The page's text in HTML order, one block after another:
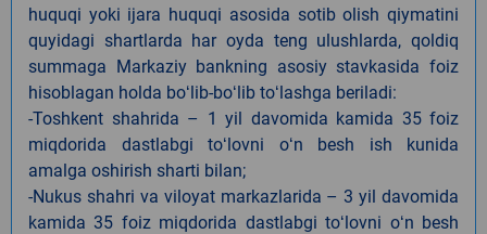
huquqi yoki ijara huquqi asosida sotib olish qiymatini
quyidagi shartlarda har oyda teng ulushlarda, qoldiq
summaga Markaziy bankning asosiy stavkasida foiz
hisoblagan holda boʻlib-boʻlib toʻlashga beriladi:
-Toshkent shahrida – 1 yil davomida kamida 35 foiz
miqdorida dastlabgi toʻlovni oʻn besh ish kunida
amalga oshirish sharti bilan;
-Nukus shahri va viloyat markazlarida – 3 yil davomida
kamida 35 foiz miqdorida dastlabgi toʻlovni oʻn besh